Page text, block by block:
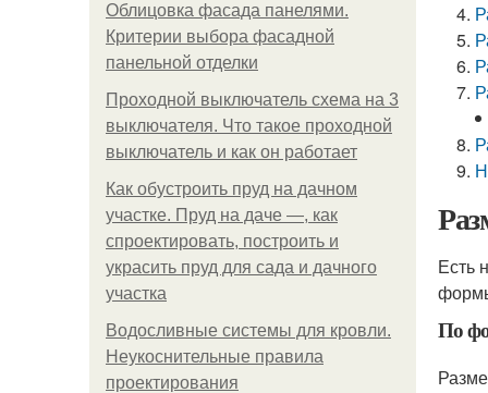
Облицовка фасада панелями.
Критерии выбора фасадной
панельной отделки
Проходной выключатель схема на 3
выключателя. Что такое проходной
выключатель и как он работает
Как обустроить пруд на дачном
участке. Пруд на даче —, как
спроектировать, построить и
украсить пруд для сада и дачного
участка
Водосливные системы для кровли.
Неукоснительные правила
проектирования
Есть
По